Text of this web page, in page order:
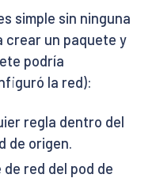
simple sin ninguna
crear un paquete y
podría
la red):
regla dentro del
de origen.
red del pod de